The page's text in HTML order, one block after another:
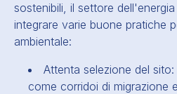
sostenibili, il settore
integrare varie buone pratiche
ambientale:
Attenta selezione del
come corridoi di migrazione